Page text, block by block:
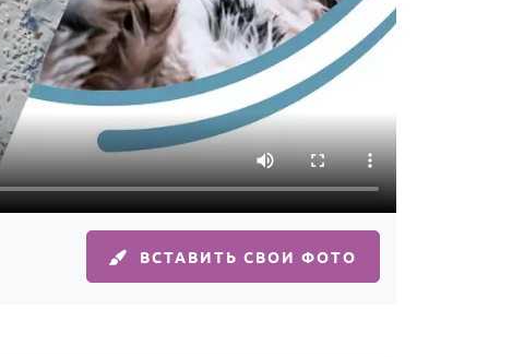
ВСТАВИТЬ СВОИ ФОТО